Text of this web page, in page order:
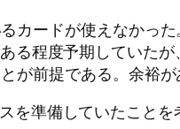
カードが使えなかった
程度予期していた
前提である。余裕が
準備していたことを